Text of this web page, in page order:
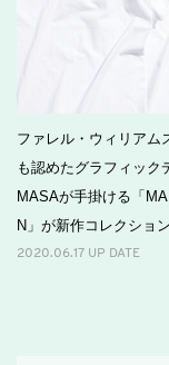
ファレル・ウィリアム
も認めたグラフィック
MASAが手掛ける「
N」が新作コレクショ
2020.06.17 UP DATE